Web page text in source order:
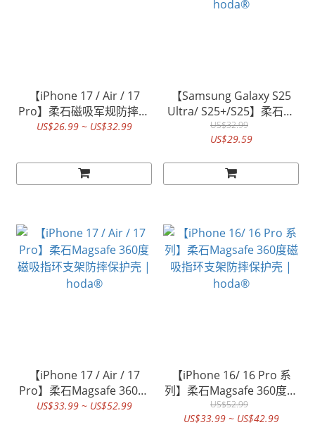
【iPhone 17 / Air / 17
Pro】柔石磁吸军规防摔保
护壳 | hoda®
US$26.99 ~ US$32.99
【Samsung Galaxy S25
Ultra/ S25+/S25】柔石军
规防摔磁吸保护壳 |
hoda®
US$32.99
US$29.59
【iPhone 17 / Air / 17
Pro】柔石Magsafe 360度
磁吸指环支架防摔保护壳 |
US$33.99 ~ US$52.99
【iPhone 16/ 16 Pro 系
列】柔石Magsafe 360度磁
吸指环支架防摔保护壳 |
hoda®
US$52.99
US$33.99 ~ US$42.99